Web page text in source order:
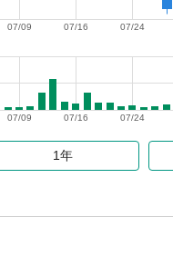
07/24
07/16
07/09
07/24
07/16
07/09
1年